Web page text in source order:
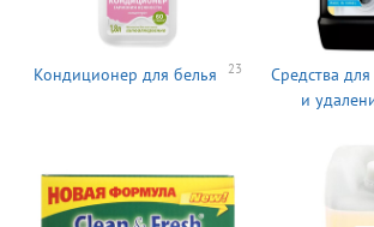
Кондиционер для белья 23
Средства
и